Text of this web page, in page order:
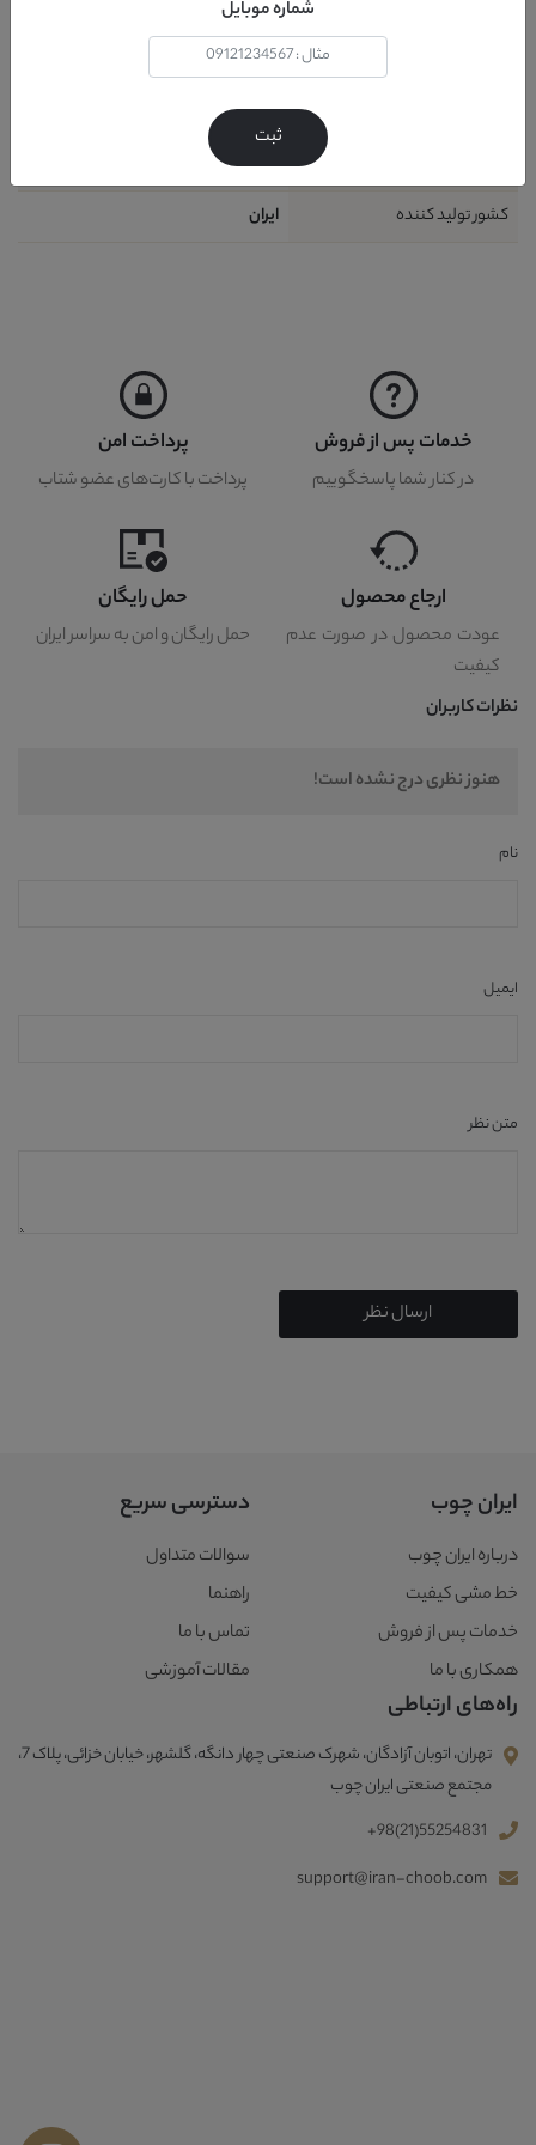
دستمال مرطوب
24 ماه
36 ماه
يک نفر
کشور تولید کننده
ايران
خدمات پس از فروش
در کنار شما پاسخگوییم
پرداخت امن
پرداخت با کارت‌های عضو شتاب
ارجاع محصول
عودت محصول در صورت عدم
کیفیت
حمل رایگان
حمل رایگان و امن به سراسر ایران
نظرات کاربران
هنوز نظری درج نشده است!
نام
ایمیل
متن نظر
ارسال نظر
ایران چوب
درباره ایران چوب
خط مشی کیفیت
خدمات پس از فروش
همکاری با ما
دسترسی سریع
سوالات متداول
راهنما
تماس با ما
مقالات آموزشی
راه‌های ارتباطی
تهران، اتوبان آزادگان، شهرک صنعتی چهار دانگه، گلشهر، خیابان خزائی، پلاک 7،
مجتمع صنعتی ایران چوب
+98(21)55254831
support@iran-choob.com
شماره موبایل
ثبت